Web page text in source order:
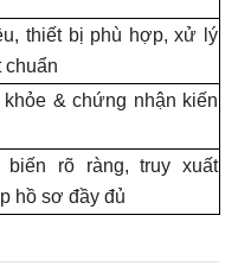
thiết bị phù hợp, xử lý
chuẩn
& chứng nhận kiến
rõ ràng, truy xuất
hồ sơ đầy đủ